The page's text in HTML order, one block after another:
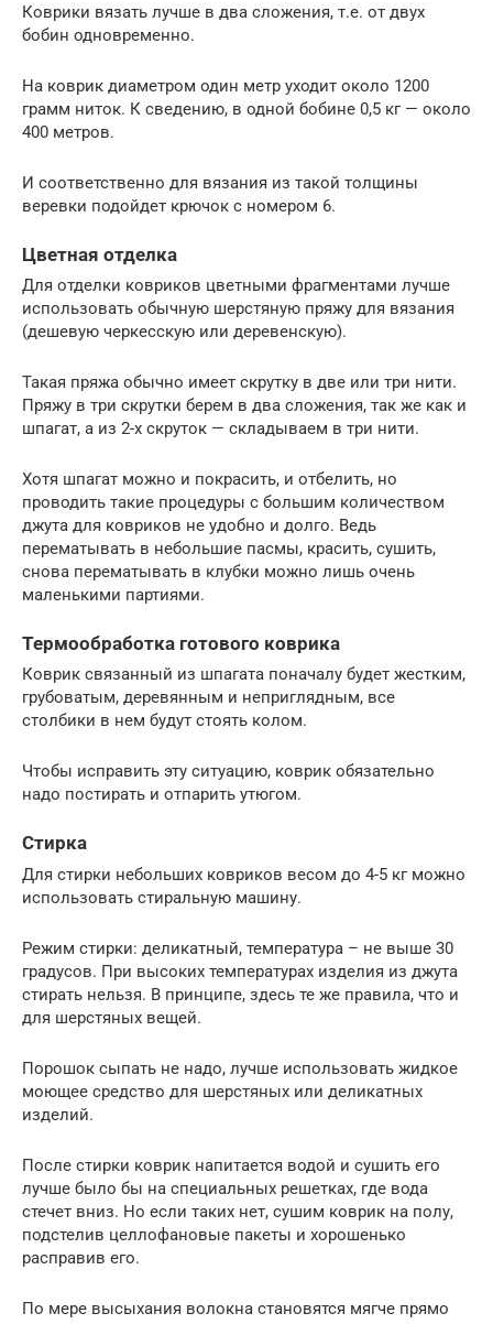
Коврики вязать лучше в два сложения, т.е. от двух
бобин одновременно.
На коврик диаметром один метр уходит около 1200
грамм ниток. К сведению, в одной бобине 0,5 кг — около
400 метров.
И соответственно для вязания из такой толщины
веревки подойдет крючок с номером 6.
Цветная отделка
Для отделки ковриков цветными фрагментами лучше
использовать обычную шерстяную пряжу для вязания
(дешевую черкесскую или деревенскую).
Такая пряжа обычно имеет скрутку в две или три нити.
Пряжу в три скрутки берем в два сложения, так же как и
шпагат, а из 2-х скруток — складываем в три нити.
Хотя шпагат можно и покрасить, и отбелить, но
проводить такие процедуры с большим количеством
джута для ковриков не удобно и долго. Ведь
перематывать в небольшие пасмы, красить, сушить,
снова перематывать в клубки можно лишь очень
маленькими партиями.
Термообработка готового коврика
Коврик связанный из шпагата поначалу будет жестким,
грубоватым, деревянным и неприглядным, все
столбики в нем будут стоять колом.
Чтобы исправить эту ситуацию, коврик обязательно
надо постирать и отпарить утюгом.
Стирка
Для стирки небольших ковриков весом до 4-5 кг можно
использовать стиральную машину.
Режим стирки: деликатный, температура – не выше 30
градусов. При высоких температурах изделия из джута
стирать нельзя. В принципе, здесь те же правила, что и
для шерстяных вещей.
Порошок сыпать не надо, лучше использовать жидкое
моющее средство для шерстяных или деликатных
изделий.
После стирки коврик напитается водой и сушить его
лучше было бы на специальных решетках, где вода
стечет вниз. Но если таких нет, сушим коврик на полу,
подстелив целлофановые пакеты и хорошенько
расправив его.
По мере высыхания волокна становятся мягче прямо